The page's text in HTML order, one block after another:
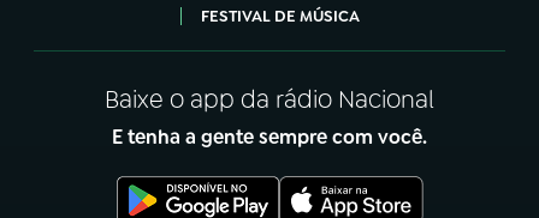
FESTIVAL DE MÚSICA
Baixe o app da rádio Nacional
E tenha a gente sempre com você.